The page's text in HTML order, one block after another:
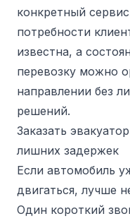
конкретный
потребности
известна, а
перевозку можно
направлении без
решений.
Заказать
лишних задержек
Если автомобиль
двигаться, лучше
Один короткий